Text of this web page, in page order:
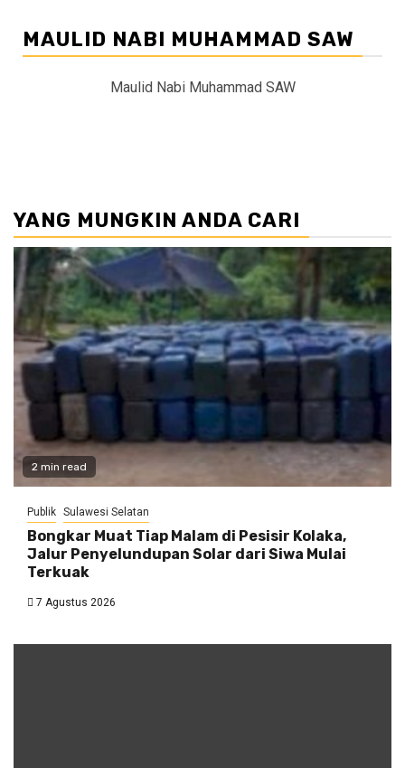
MAULID NABI MUHAMMAD SAW
Maulid Nabi Muhammad SAW
YANG MUNGKIN ANDA CARI
2 min read
Publik Sulawesi Selatan
Bongkar Muat Tiap Malam di Pesisir Kolaka,
Jalur Penyelundupan Solar dari Siwa Mulai
Terkuak
7 Agustus 2026